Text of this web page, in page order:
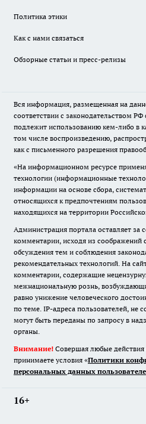
Политика этики
Как с нами связаться
Обзорные статьи и пресс-релизы
Вся информация, размещенная на
соответствии с законодательством
подлежит использованию кем-либо в
том числе воспроизведению,
как с письменного разрешения
«На информационном ресурсе
технологии (информационные
информации на основе сбора,
относящихся к предпочтениям
находящихся на территории
Администрация портала оставляет за
комментарии, исходя из соображений
обсуждения тем и соблюдения
рекомендательных технологий. На
комментарии, содержащие
межнациональную рознь,
равно унижение человеческого
по теме. IP-адреса пользователей, не
могут быть переданы по запросу в
органы.
Внимание! Совершая любые действия
принимаете условия «Политики
персональных данных
16+